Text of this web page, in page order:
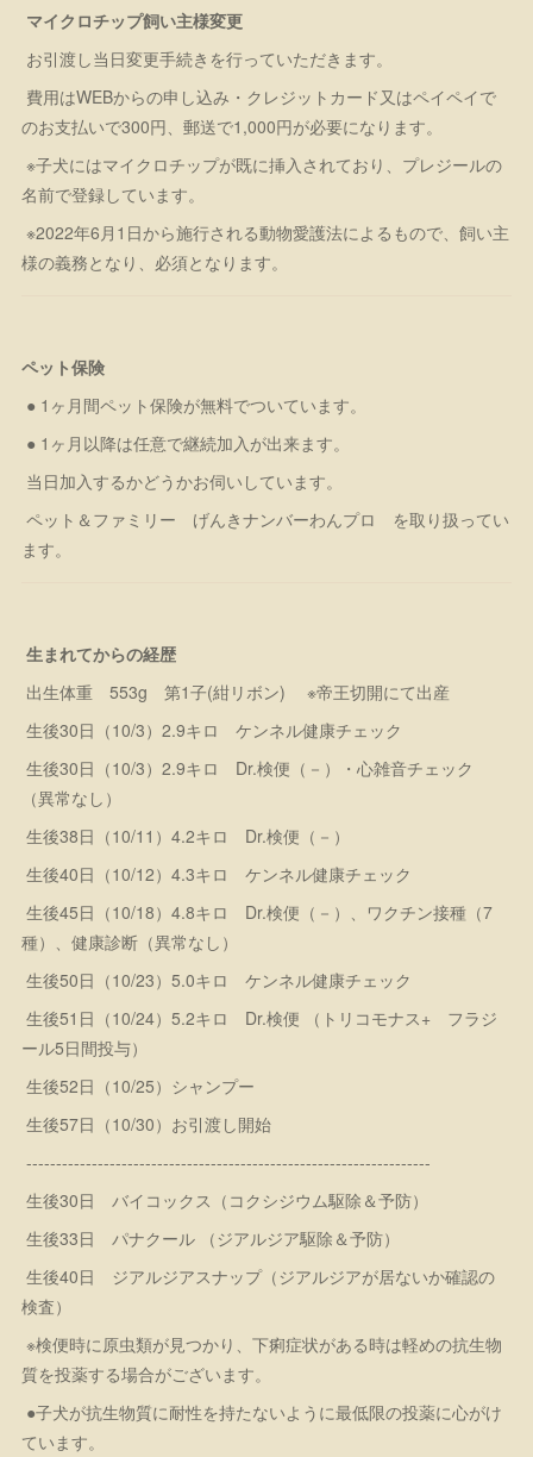
マイクロチップ飼い主様変更
お引渡し当日変更手続きを行っていただきます。
費用はWEBからの申し込み・クレジットカード又はペイペイで
のお支払いで300円、郵送で1,000円が必要になります。
※子犬にはマイクロチップが既に挿入されており、プレジールの
名前で登録しています。
※2022年6月1日から施行される動物愛護法によるもので、飼い主
様の義務となり、必須となります。
ペット保険
● 1ヶ月間ペット保険が無料でついています。
● 1ヶ月以降は任意で継続加入が出来ます。
当日加入するかどうかお伺いしています。
ペット＆ファミリー げんきナンバーわんプロ を取り扱ってい
ます。
生まれてからの経歴
出生体重 553g 第1子(紺リボン) ※帝王切開にて出産
生後30日（10/3）2.9キロ ケンネル健康チェック
生後30日（10/3）2.9キロ Dr.検便（－）・心雑音チェック
（異常なし）
生後38日（10/11）4.2キロ Dr.検便（－）
生後40日（10/12）4.3キロ ケンネル健康チェック
生後45日（10/18）4.8キロ Dr.検便（－）、ワクチン接種（7
種）、健康診断（異常なし）
生後50日（10/23）5.0キロ ケンネル健康チェック
生後51日（10/24）5.2キロ Dr.検便 （トリコモナス+ フラジ
ール5日間投与）
生後52日（10/25）シャンプー
生後57日（10/30）お引渡し開始
--------------------------------------------------------------------
生後30日 バイコックス（コクシジウム駆除＆予防）
生後33日 パナクール （ジアルジア駆除＆予防）
生後40日 ジアルジアスナップ（ジアルジアが居ないか確認の
検査）
※検便時に原虫類が見つかり、下痢症状がある時は軽めの抗生物
質を投薬する場合がございます。
●子犬が抗生物質に耐性を持たないように最低限の投薬に心がけ
ています。